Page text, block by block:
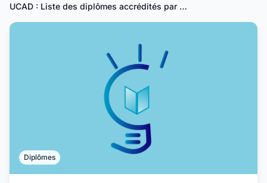
UCAD : Liste des diplômes accrédités par l'ANAQSUP (Mai 2020)
Diplômes